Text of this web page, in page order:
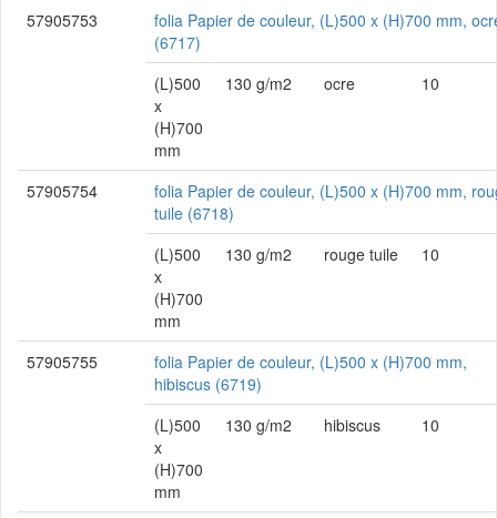
57905753
folia Papier de couleur, (L)500 x (H)700 mm,
(6717)
(L)500
x
(H)700
mm
130 g/m2 ocre 10
57905754
folia Papier de couleur, (L)500 x (H)700 mm,
tuile (6718)
(L)500
x
(H)700
mm
130 g/m2 rouge tuile 10
57905755
folia Papier de couleur, (L)500 x (H)700 mm,
hibiscus (6719)
(L)500
x
(H)700
mm
130 g/m2 hibiscus 10